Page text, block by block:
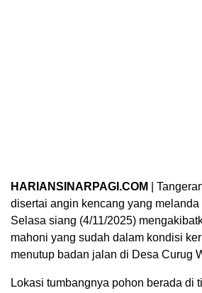
HARIANSINARPAGI.COM
|
disertai angin kencang yang
Selasa siang (4/11/2025)
mahoni yang sudah dalam kondisi
menutup badan jalan di Desa Curug
Lokasi tumbangnya pohon berada di